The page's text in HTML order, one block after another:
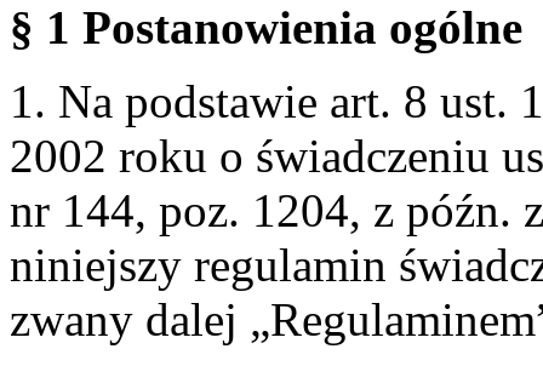
§ 1 Postanowienia ogólne
1. Na podstawie art. 8 ust.
2002 roku o świadczeniu
nr 144, poz. 1204, z późn.
niniejszy regulamin
zwany dalej